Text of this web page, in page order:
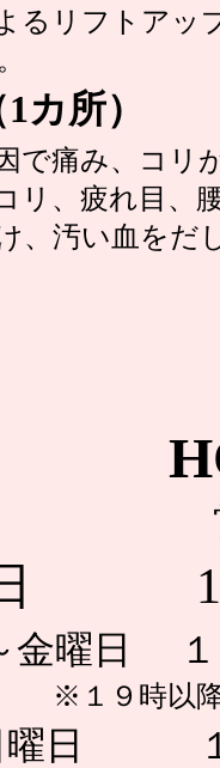
るリフトアッ
カ所）
で痛み、コリ
リ、疲れ目、
、汚い血をだ
13
金曜日 １
※１９時以
曜日 １